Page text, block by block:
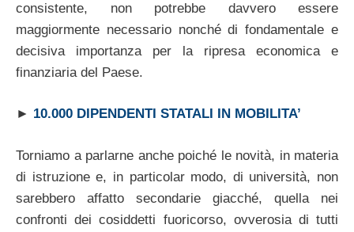
consistente, non potrebbe davvero essere
maggiormente necessario nonché di fondamentale e
decisiva importanza per la ripresa economica e
finanziaria del Paese.
► 10.000 DIPENDENTI STATALI IN MOBILITA’
Torniamo a parlarne anche poiché le novità, in materia
di istruzione e, in particolar modo, di università, non
sarebbero affatto secondarie giacché, quella nei
confronti dei cosiddetti fuoricorso, ovverosia di tutti